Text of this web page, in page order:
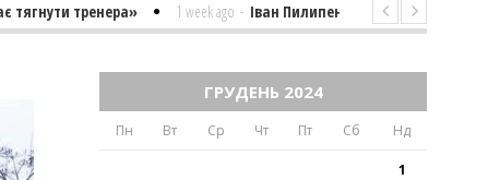
1 week ago Іван Пилипенко «Найважчими є суто
ГРУДЕНЬ 2024
Пн Вт Ср Чт Пт Сб Нд
1